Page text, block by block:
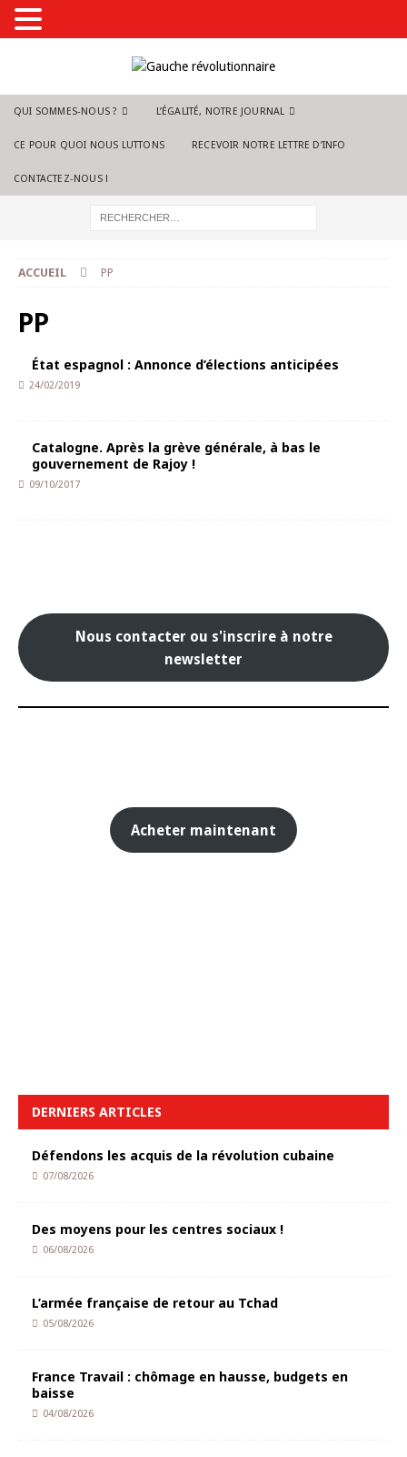
QUI SOMMES-NOUS ? L’ÉGALITÉ, NOTRE JOURNAL
CE POUR QUOI NOUS LUTTONS RECEVOIR NOTRE LETTRE D’INFO
CONTACTEZ-NOUS !
ACCUEIL PP
PP
État espagnol : Annonce d’élections anticipées
24/02/2019
Catalogne. Après la grève générale, à bas le
gouvernement de Rajoy !
09/10/2017
Nous contacter ou s'inscrire à notre
newsletter
Acheter maintenant
DERNIERS ARTICLES
Défendons les acquis de la révolution cubaine
07/08/2026
Des moyens pour les centres sociaux !
06/08/2026
L’armée française de retour au Tchad
05/08/2026
France Travail : chômage en hausse, budgets en
baisse
04/08/2026